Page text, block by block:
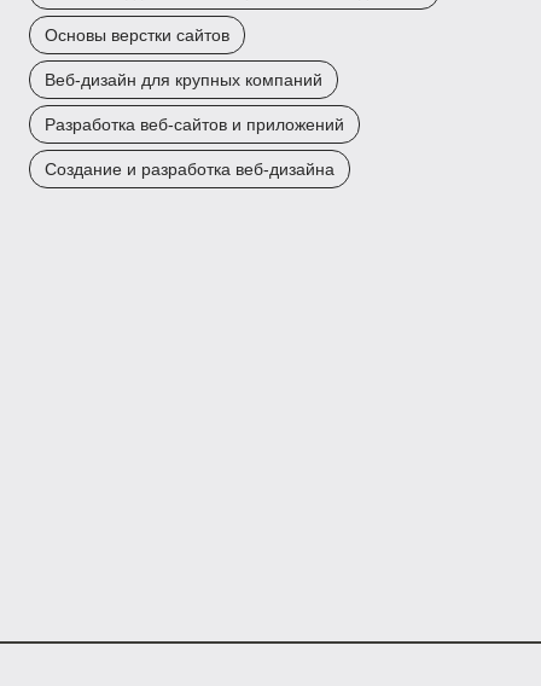
Основы верстки сайтов
Веб-дизайн для крупных компаний
Разработка веб-сайтов и приложений
Создание и разработка веб-дизайна